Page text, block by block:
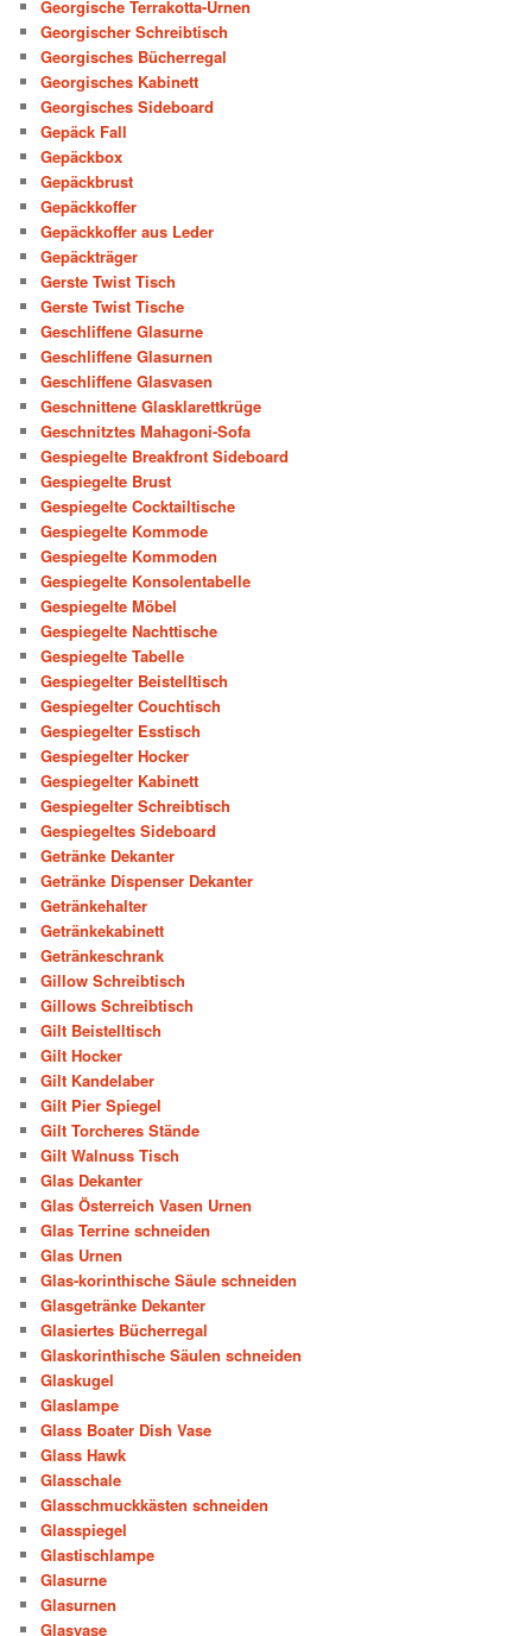
Georgische Terrakotta-Urnen
Georgischer Schreibtisch
Georgisches Bücherregal
Georgisches Kabinett
Georgisches Sideboard
Gepäck Fall
Gepäckbox
Gepäckbrust
Gepäckkoffer
Gepäckkoffer aus Leder
Gepäckträger
Gerste Twist Tisch
Gerste Twist Tische
Geschliffene Glasurne
Geschliffene Glasurnen
Geschliffene Glasvasen
Geschnittene Glasklarettkrüge
Geschnitztes Mahagoni-Sofa
Gespiegelte Breakfront Sideboard
Gespiegelte Brust
Gespiegelte Cocktailtische
Gespiegelte Kommode
Gespiegelte Kommoden
Gespiegelte Konsolentabelle
Gespiegelte Möbel
Gespiegelte Nachttische
Gespiegelte Tabelle
Gespiegelter Beistelltisch
Gespiegelter Couchtisch
Gespiegelter Esstisch
Gespiegelter Hocker
Gespiegelter Kabinett
Gespiegelter Schreibtisch
Gespiegeltes Sideboard
Getränke Dekanter
Getränke Dispenser Dekanter
Getränkehalter
Getränkekabinett
Getränkeschrank
Gillow Schreibtisch
Gillows Schreibtisch
Gilt Beistelltisch
Gilt Hocker
Gilt Kandelaber
Gilt Pier Spiegel
Gilt Torcheres Stände
Gilt Walnuss Tisch
Glas Dekanter
Glas Österreich Vasen Urnen
Glas Terrine schneiden
Glas Urnen
Glas-korinthische Säule schneiden
Glasgetränke Dekanter
Glasiertes Bücherregal
Glaskorinthische Säulen schneiden
Glaskugel
Glaslampe
Glass Boater Dish Vase
Glass Hawk
Glasschale
Glasschmuckkästen schneiden
Glasspiegel
Glastischlampe
Glasurne
Glasurnen
Glasvase